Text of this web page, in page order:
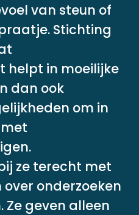
van steun of
Stichting
helpt in moeilijke
dan ook
om in
ze terecht met
onderzoeken
geven alleen